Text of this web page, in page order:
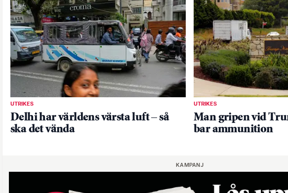
UTRIKES
Delhi har världens värsta luft – så
ska det vända
UTRIKES
Man gripen vid
bar ammunition
KAMPANJ